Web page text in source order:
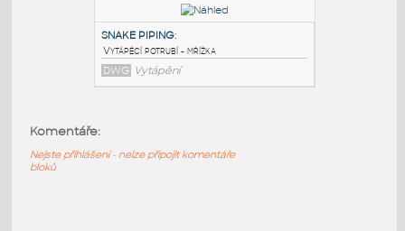
Piping Elevations:
Basic piping elevations
DWG _Různé-Jiné
DWG _Různé-Jiné
Komentáře:
Nejste přihlášeni - nelze připojit komentáře
bloků